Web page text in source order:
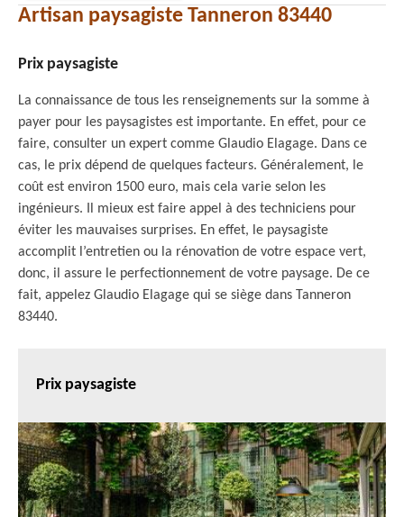
Artisan paysagiste Tanneron 83440
Prix paysagiste
La connaissance de tous les renseignements sur la somme à
payer pour les paysagistes est importante. En effet, pour ce
faire, consulter un expert comme Glaudio Elagage. Dans ce
cas, le prix dépend de quelques facteurs. Généralement, le
coût est environ 1500 euro, mais cela varie selon les
ingénieurs. Il mieux est faire appel à des techniciens pour
éviter les mauvaises surprises. En effet, le paysagiste
accomplit l’entretien ou la rénovation de votre espace vert,
donc, il assure le perfectionnement de votre paysage. De ce
fait, appelez Glaudio Elagage qui se siège dans Tanneron
83440.
Prix paysagiste